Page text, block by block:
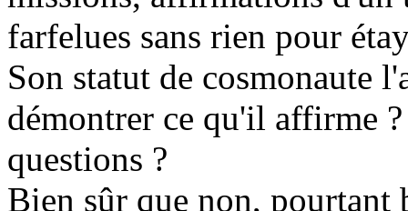
farfelues sans rien pour
Son statut de cosmonaute
démontrer ce qu'il affirme
questions ?
Bien sûr que non, pourtant